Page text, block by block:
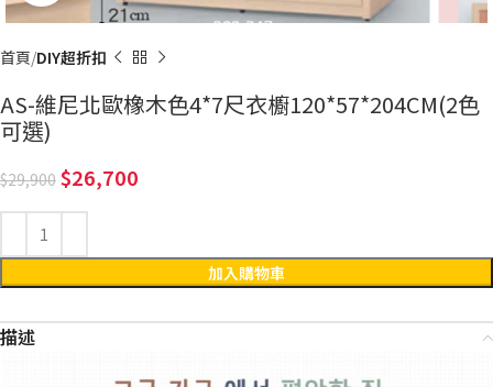
首頁 DIY超折扣
AS-維尼北歐橡木色4*7尺衣櫥120*57*204CM(2色
可選)
29,900 26,700
加入購物車
描述